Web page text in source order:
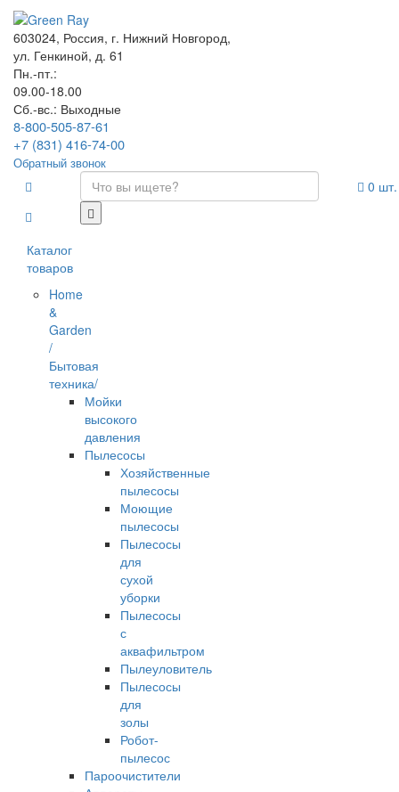
603024, Россия, г. Нижний Новгород,
ул. Генкиной, д. 61
Пн.-пт.:
09.00-18.00
Сб.-вс.: Выходные
8-800-505-87-61
+7 (831) 416-74-00
Обратный звонок
Каталог
товаров
Home
&
Garden
/
Бытовая
техника/
Мойки
высокого
давления
Пылесосы
Хозяйственные
пылесосы
Моющие
пылесосы
Пылесосы
для
сухой
уборки
Пылесосы
с
аквафильтром
Пылеуловитель
Пылесосы
для
золы
Робот-
пылесос
Пароочистители
0